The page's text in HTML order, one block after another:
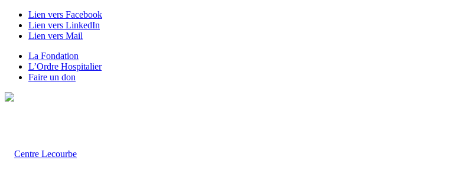
Lien vers Facebook
Lien vers LinkedIn
Lien vers Mail
La Fondation
L’Ordre Hospitalier
Faire un don